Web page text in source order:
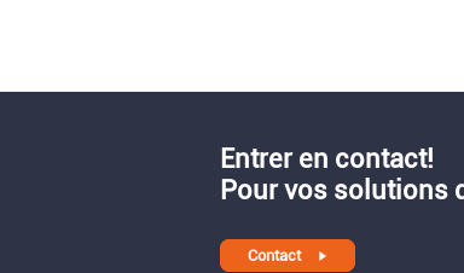
Entrer en contact!
Pour vos solutions
Contact